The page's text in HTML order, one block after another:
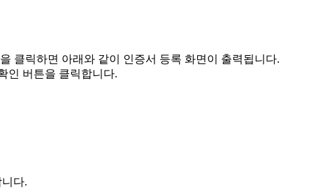
클릭하면 아래와 같이 인증서 등록 화면이 출력됩니다.
인 버튼을 클릭합니다.
다.